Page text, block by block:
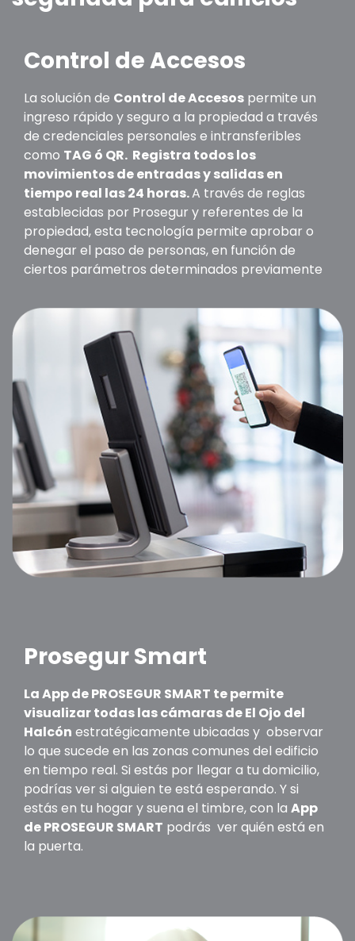
Control de Accesos
La solución de Control de Accesos permite un
ingreso rápido y seguro a la propiedad a través
de credenciales personales e intransferibles
como TAG ó QR. Registra todos los
movimientos de entradas y salidas en
tiempo real las 24 horas.A través de reglas
establecidas por Prosegur y referentes de la
propiedad, esta tecnología permite aprobar o
denegar el paso de personas, en función de
ciertos parámetros determinados previamente
Prosegur Smart
La App de PROSEGUR SMART te permite
visualizar todas las cámaras de El Ojo del
Halcón estratégicamente ubicadas y observar
lo que sucede en las zonas comunes del edificio
en tiempo real. Si estás por llegar a tu domicilio,
podrías ver si alguien te está esperando. Y si
estás en tu hogar y suena el timbre, con la App
de PROSEGUR SMART podrás ver quién está en
la puerta.